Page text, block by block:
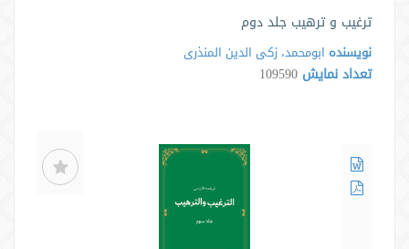
ترغیب و ترهیب جلد دوم
نویسنده ابومحمد، زکی الدین المنذری
تعداد نمایش 109590